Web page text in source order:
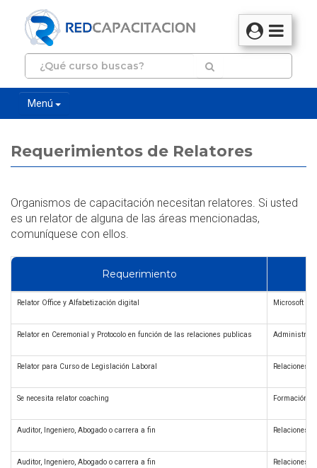
Menú
Requerimientos de Relatores
Organismos de capacitación necesitan relatores. Si usted
es un relator de alguna de las áreas mencionadas,
comuníquese con ellos.
Requerimiento
Relator Office y Alfabetización digital Microsoft
Relator en Ceremonial y Protocolo en función de las relaciones publicas
Relator para Curso de Legislación Laboral Relaciones
Se necesita relator coaching Formación y
Auditor, Ingeniero, Abogado o carrera a fin Relaciones
Auditor, Ingeniero, Abogado o carrera a fin Relaciones